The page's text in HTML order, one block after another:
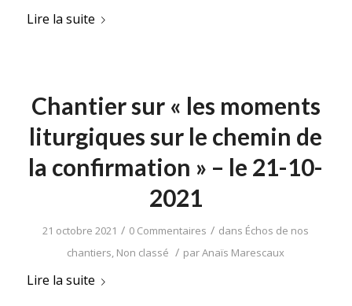
Lire la suite
Chantier sur « les moments
liturgiques sur le chemin de
la confirmation » – le 21-10-
2021
21 octobre 2021 / 0 Commentaires / dans Échos de nos
chantiers, Non classé / parAnaïs Marescaux
Lire la suite